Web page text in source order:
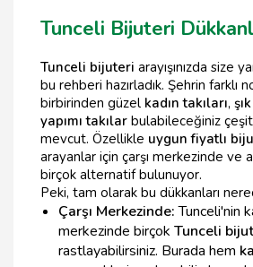
Tunceli Bijuteri
Tunceli bijuteri arayışınızda size
bu rehberi hazırladık. Şehrin farklı
birbirinden güzel kadın takıları, şık
yapımı takılar bulabileceğiniz
mevcut. Özellikle uygun fiyatlı
arayanlar için çarşı merkezinde ve
birçok alternatif bulunuyor.
Peki, tam olarak bu dükkanları
Çarşı Merkezinde:Tunceli'nin
merkezinde birçok Tunceli
rastlayabilirsiniz. Burada hem